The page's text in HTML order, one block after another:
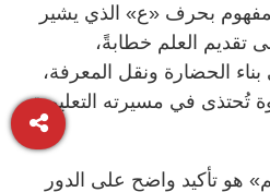
بحرف «ع» الذي يشير
تقديم العلم خطابةً،
الحضارة ونقل المعرفة،
تُحتذى في مسيرته التعليمية
هو تأكيد واضح على الدور